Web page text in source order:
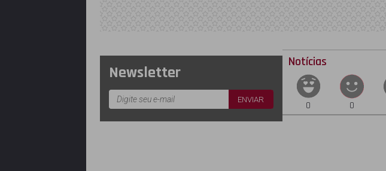
Newsletter
Notícias
0 0